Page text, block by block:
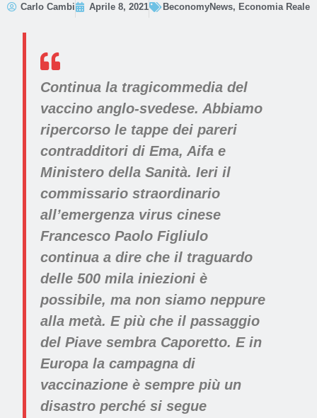
Carlo Cambi Aprile 8, 2021 BeconomyNews, Economia Reale
Continua la tragicommedia del
vaccino anglo-svedese. Abbiamo
ripercorso le tappe dei pareri
contradditori di Ema, Aifa e
Ministero della Sanità. Ieri il
commissario straordinario
all’emergenza virus cinese
Francesco Paolo Figliulo
continua a dire che il traguardo
delle 500 mila iniezioni è
possibile, ma non siamo neppure
alla metà. E più che il passaggio
del Piave sembra Caporetto. E in
Europa la campagna di
vaccinazione è sempre più un
disastro perché si segue